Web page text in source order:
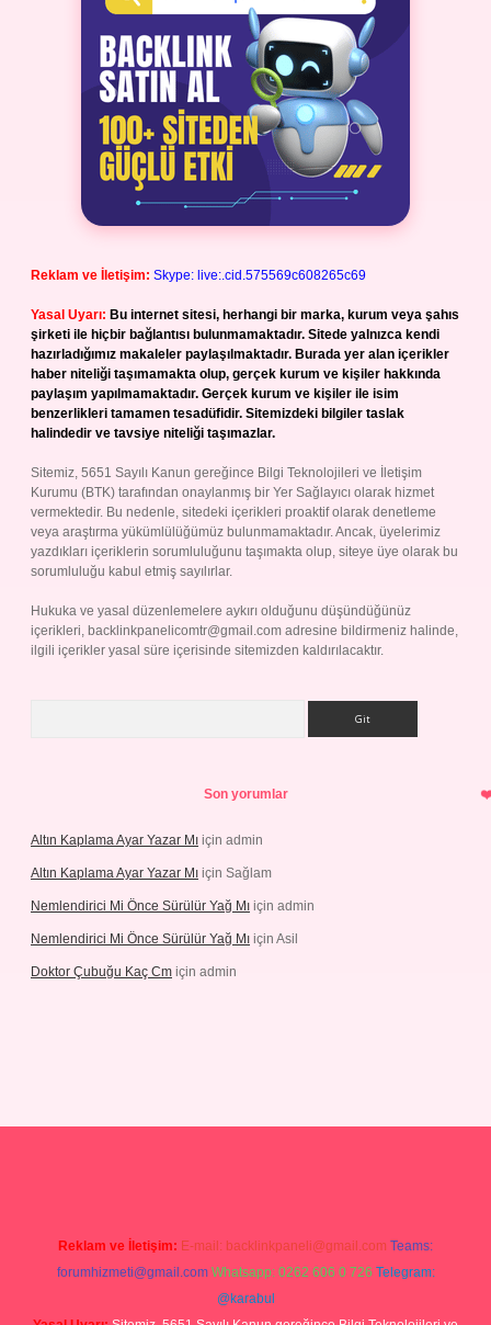
Reklam ve İletişim: Skype: live:.cid.575569c608265c69
Yasal Uyarı: Bu internet sitesi, herhangi bir marka, kurum veya şahıs
şirketi ile hiçbir bağlantısı bulunmamaktadır. Sitede yalnızca kendi
hazırladığımız makaleler paylaşılmaktadır. Burada yer alan içerikler
haber niteliği taşımamakta olup, gerçek kurum ve kişiler hakkında
paylaşım yapılmamaktadır. Gerçek kurum ve kişiler ile isim
benzerlikleri tamamen tesadüfidir. Sitemizdeki bilgiler taslak
halindedir ve tavsiye niteliği taşımazlar.
Sitemiz, 5651 Sayılı Kanun gereğince Bilgi Teknolojileri ve İletişim
Kurumu (BTK) tarafından onaylanmış bir Yer Sağlayıcı olarak hizmet
vermektedir. Bu nedenle, sitedeki içerikleri proaktif olarak denetleme
veya araştırma yükümlülüğümüz bulunmamaktadır. Ancak, üyelerimiz
yazdıkları içeriklerin sorumluluğunu taşımakta olup, siteye üye olarak bu
sorumluluğu kabul etmiş sayılırlar.
Hukuka ve yasal düzenlemelere aykırı olduğunu düşündüğünüz
içerikleri, backlinkpanelicomtr@gmail.com adresine bildirmeniz halinde,
ilgili içerikler yasal süre içerisinde sitemizden kaldırılacaktır.
Son yorumlar
Altın Kaplama Ayar Yazar Mı için admin
Altın Kaplama Ayar Yazar Mı için Sağlam
Nemlendirici Mi Önce Sürülür Yağ Mı için admin
Nemlendirici Mi Önce Sürülür Yağ Mı için Asil
Doktor Çubuğu Kaç Cm için admin
Reklam ve İletişim: E-mail: backlinkpaneli@gmail.com Teams:
forumhizmeti@gmail.com Whatsapp: 0262 606 0 726 Telegram:
@karabul